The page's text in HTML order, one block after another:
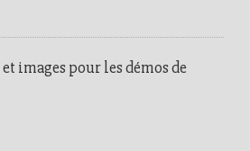
images pour les démos de